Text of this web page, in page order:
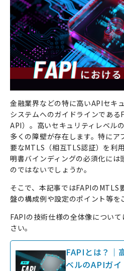
金融業界などの特に高いAPIセキ
システムへのガイドラインであ
API）。高いセキュリティレベル
多くの障壁が存在します。特に
要なMTLS（相互TLS認証）を利
明書バインディングの必須化には
のではないでしょうか。
そこで、本記事ではFAPIのMTLS
盤の構成例や設定のポイント等を
FAPIの技術仕様の全体像につい
さい。
FAPIとは？｜
ベルのAPIガ